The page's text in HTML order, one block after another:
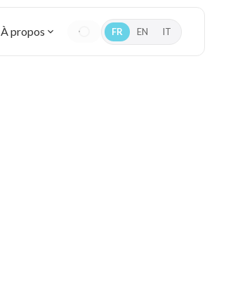
À propos FR EN IT